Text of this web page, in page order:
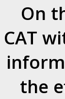
On
CAT
the